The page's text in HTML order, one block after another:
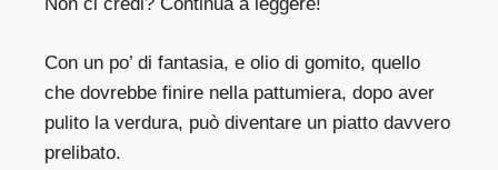
Con un po’ di fantasia, e olio di gomito, quello
che dovrebbe finire nella pattumiera, dopo aver
pulito la verdura, può diventare un piatto davvero
prelibato.